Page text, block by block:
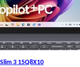
3 15Q8X10